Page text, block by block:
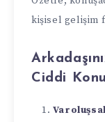
kişisel gelişim
Ciddi